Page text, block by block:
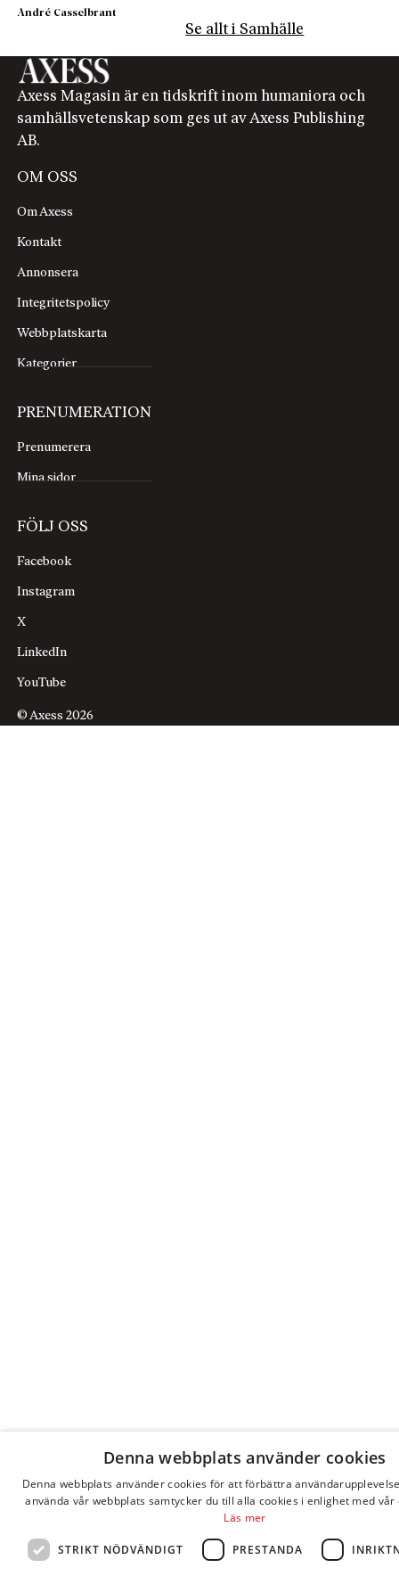
André Casselbrant
Se allt i Samhälle
Axess Magasin är en tidskrift inom humaniora och
samhällsvetenskap som ges ut av Axess Publishing
AB.
OM OSS
Om Axess
Kontakt
Annonsera
Integritetspolicy
Webbplatskarta
Kategorier
PRENUMERATION
Prenumerera
Mina sidor
FÖLJ OSS
Facebook
Instagram
X
LinkedIn
YouTube
© Axess 2026
Denna webbplats använder cookies
Denna webbplats använder cookies för att förbättra
använda vår webbplats samtycker du till alla cookies i enlighet med vår
Läs mer
STRIKT NÖDVÄNDIGT PRESTANDA